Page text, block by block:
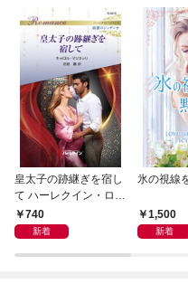
皇太子の跡継ぎを宿し
て ハーレクイン・ロマ
ンス～純潔のシンデレ
ラ～
740
新着
氷の視線
1,500
新着